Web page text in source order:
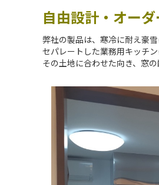
自由設計・オー
弊社の製品は、寒冷に耐え豪
セパレートした業務用キッチ
その土地に合わせた向き、窓